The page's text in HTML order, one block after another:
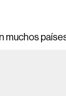
muchos